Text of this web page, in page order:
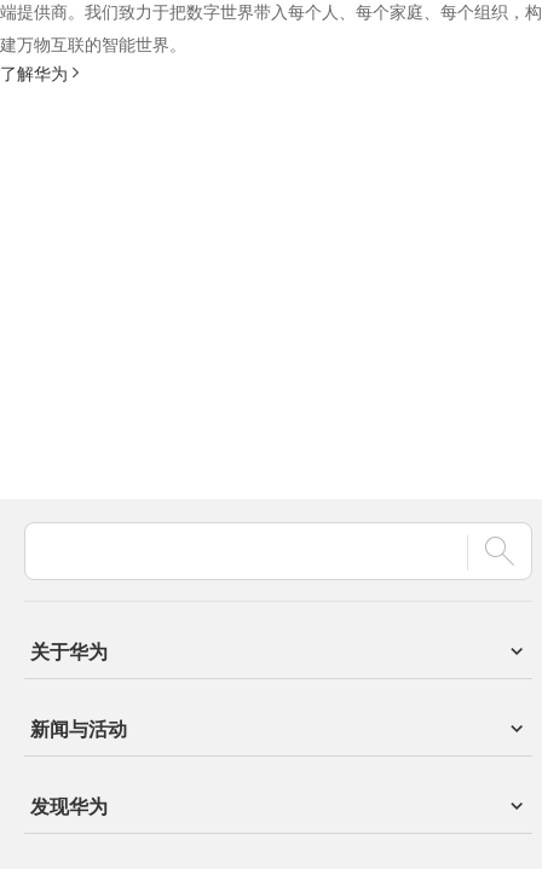
端提供商。我们致力于把数字世界带入每个人、每个家庭、每个组织，构
建万物互联的智能世界。
了解华为
关于华为
新闻与活动
发现华为